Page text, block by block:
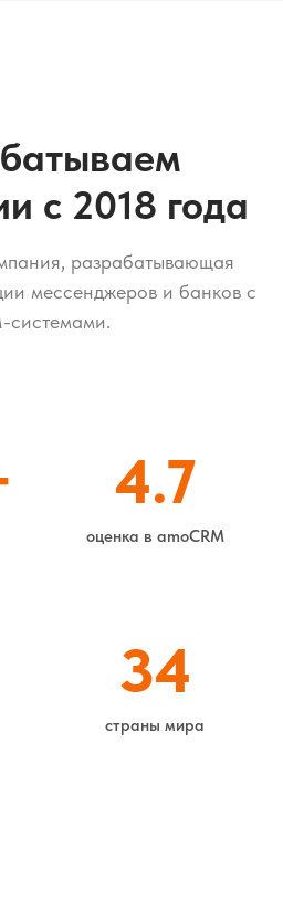
с 2018 года
разрабатывающая
мессенджеров и банков с
системами.
4.7
оценка в amoCRM
34
страны мира